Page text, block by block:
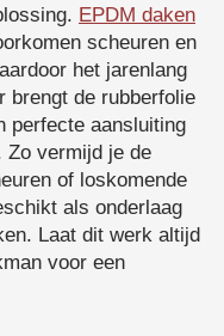
EPDM daken
scheuren en
het jarenlang
brengt de rubberfolie
perfecte aansluiting
Zo vermijd je de
of loskomende
als onderlaag
Laat dit werk altijd
voor een